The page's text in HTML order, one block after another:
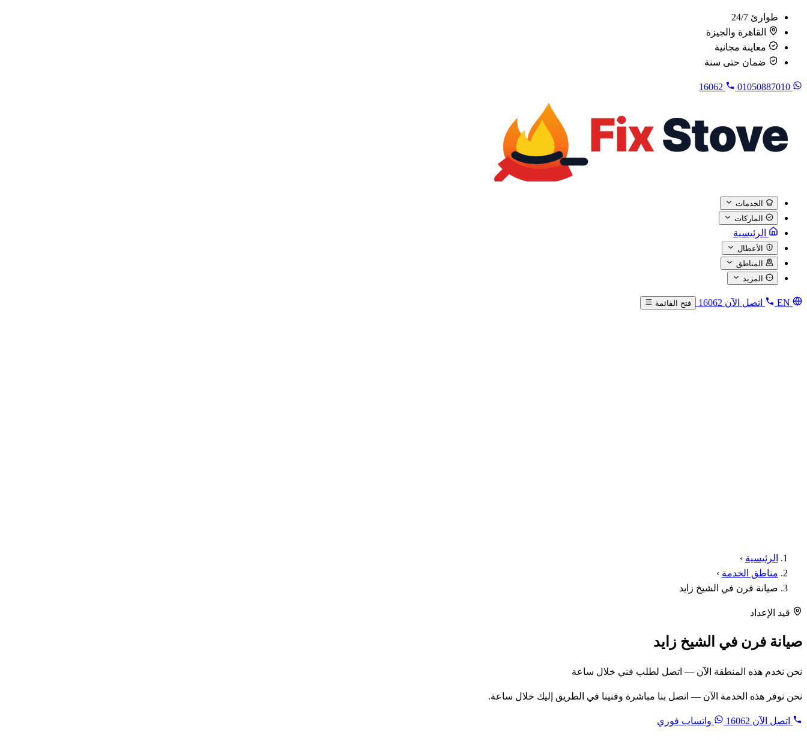
طوارئ 24/7
القاهرة والجيزة
معاينة مجانية
ضمان حتى سنة
01050887010
16062
الخدمات
الماركات
الرئيسية
الأعطال
المناطق
المزيد
EN اتصل الآن 16062 فتح القائمة
الرئيسية ›
مناطق الخدمة ›
صيانة فرن في الشيخ زايد
قيد الإعداد
صيانة فرن في الشيخ زايد
نحن نخدم هذه المنطقة الآن — اتصل لطلب فني خلال ساعة
نحن نوفر هذه الخدمة الآن — اتصل بنا مباشرة وفنينا في الطريق إليك خلال ساعة.
اتصل الآن 16062 واتساب فوري